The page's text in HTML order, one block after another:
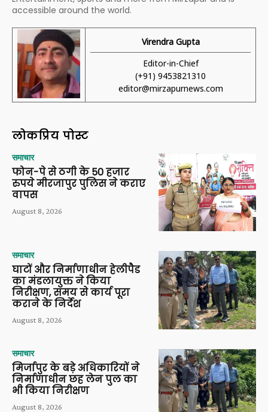
accessible around the world.
Virendra Gupta
Editor-in-Chief
(+91) 9453821310
editor@mirzapurnews.com
लोकप्रिय पोस्ट
समाचार
फोन-पे से ठगी के 50 हजार
रुपये मीरजापुर पुलिस ने कराए
वापस
August 8, 2026
समाचार
घाटों और निर्माणाधीन हेलीपैड
का मंडलायुक्त ने किया
निरीक्षण, समय से कार्य पूरा
कराने के निर्देश
August 8, 2026
समाचार
मिर्जापुर के बड़े अधिकारियों ने
निर्माणाधीन छह लेन पुल का
भी किया निरीक्षण
August 8, 2026